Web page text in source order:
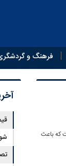
فرهنگ و
است که باعث
کرد